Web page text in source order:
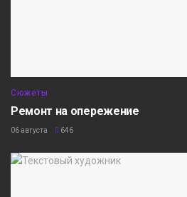
Сюжеты
Ремонт на опережение
06 августа 646